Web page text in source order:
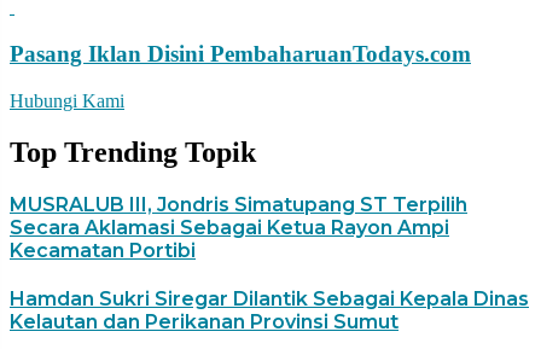
Pasang Iklan Disini PembaharuanTodays.com
Hubungi Kami
Top Trending Topik
MUSRALUB III, Jondris Simatupang ST Terpilih
Secara Aklamasi Sebagai Ketua Rayon Ampi
Kecamatan Portibi
Hamdan Sukri Siregar Dilantik Sebagai Kepala Dinas
Kelautan dan Perikanan Provinsi Sumut